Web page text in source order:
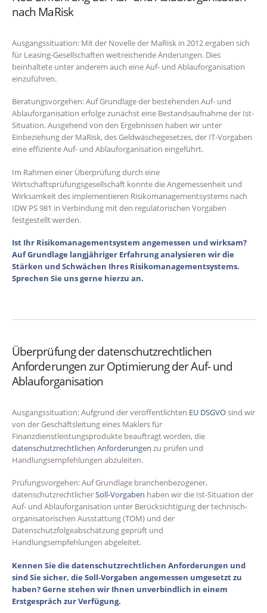
nach MaRisk
Ausgangssituation: Mit der Novelle der MaRisk in 2012 ergaben sich
für Leasing-Gesellschaften weitreichende Änderungen. Dies
beinhaltete unter anderem auch eine Auf- und Ablauforganisation
einzuführen.
Beratungsvorgehen: Auf Grundlage der bestehenden Auf- und
Ablauforganisation erfolge zunächst eine Bestandsaufnahme der Ist-
Situation. Ausgehend von den Ergebnissen haben wir unter
Einbeziehung der MaRisk, des Geldwäschegesetzes, der IT-Vorgaben
eine effiziente Auf- und Ablauforganisation eingeführt.
Im Rahmen einer Überprüfung durch eine
Wirtschaftsprüfungsgesellschaft konnte die Angemessenheit und
Wirksamkeit des implementieren Risikomanagementsystems nach
IDW PS 981 in Verbindung mit den regulatorischen Vorgaben
festgestellt werden.
Ist Ihr Risikomanagementsystem angemessen und wirksam?
Auf Grundlage langjähriger Erfahrung analysieren wir die
Stärken und Schwächen Ihres Risikomanagementsystems.
Sprechen Sie uns gerne hierzu an.
Überprüfung der datenschutzrechtlichen
Anforderungen zur Optimierung der Auf- und
Ablauforganisation
Ausgangssituation: Aufgrund der veröffentlichten EU DSGVOsind wir
von der Geschäftsleitung eines Maklers für
Finanzdienstleistungsprodukte beauftragt worden, die
datenschutzrechtlichen Anforderungen zu prüfen und
Handlungsempfehlungen abzuleiten.
Prüfungsvorgehen: Auf Grundlage branchenbezogener,
datenschutzrechtlicherSoll-Vorgaben haben wir die Ist-Situation der
Auf- und Ablauforganisation unter Berücksichtigung der technisch-
organisatorischen Ausstattung (TOM) und der
Datenschutzfolgeabschätzung geprüft und
Handlungsempfehlungen abgeleitet.
Kennen Sie die datenschutzrechtlichen Anforderungen und
sind Sie sicher, die Soll-Vorgaben angemessen umgesetzt zu
haben? Gerne stehen wir Ihnen unverbindlich in einem
Erstgespräch zur Verfügung.